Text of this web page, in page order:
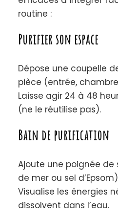
routine :
Purifier son espace
Dépose une coupelle
pièce (entrée,
Laisse agir 24 à 48
(ne le réutilise pas).
Bain de purification
Ajoute une poignée
de mer ou sel
Visualise les énergies
dissolvent dans l’eau.